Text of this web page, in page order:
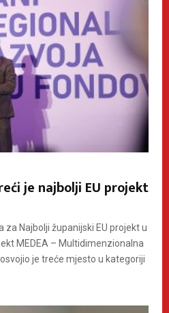
je najbolji EU projekt
za Najbolji županijski EU projekt u
MEDEA – Multidimenzionalna
je treće mjesto u kategoriji